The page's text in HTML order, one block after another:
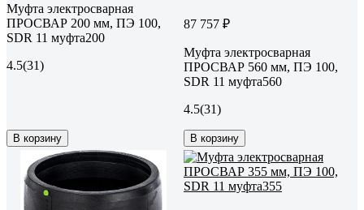
Муфта электросварная
ПРОСВАР 200 мм, ПЭ 100,
SDR 11 муфта200
4.5(31)
В корзину
87 757 ₽
Муфта электросварная
ПРОСВАР 560 мм, ПЭ 100,
SDR 11 муфта560
4.5(31)
В корзину